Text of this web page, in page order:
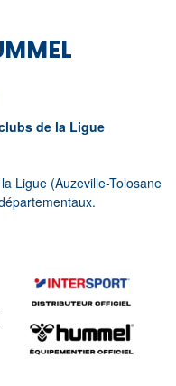
de la Ligue
Ligue (Auzeville-Tolosane